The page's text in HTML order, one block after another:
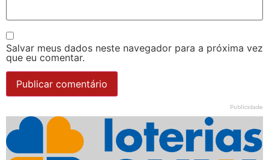
Salvar meus dados neste navegador para a próxima vez
que eu comentar.
Publicidade